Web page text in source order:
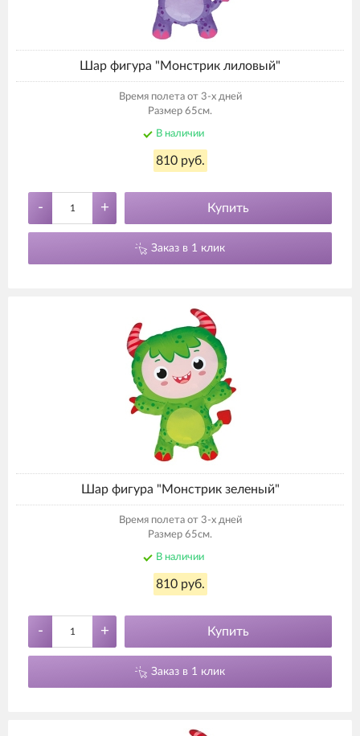
Шар фигура "Монстрик лиловый"
Время полета от 3-х дней
Размер 65см.
В наличии
810 руб.
- + Купить
Заказ в 1 клик
Шар фигура "Монстрик зеленый"
Время полета от 3-х дней
Размер 65см.
В наличии
810 руб.
- + Купить
Заказ в 1 клик